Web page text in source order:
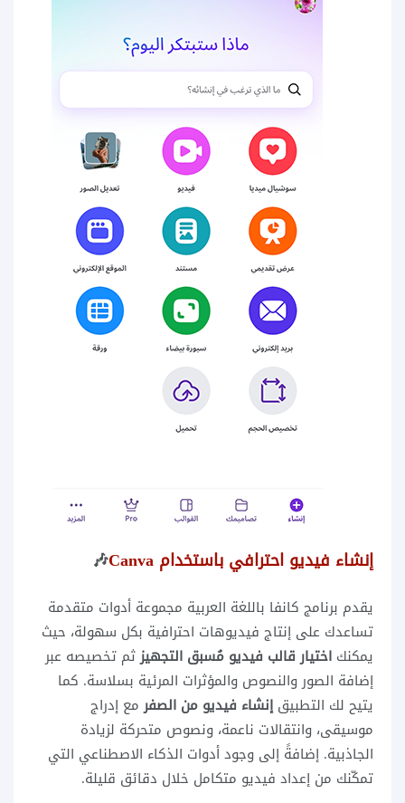
إنشاء فيديو احترافي باستخدام Canva 🎶
يقدم برنامج كانفا باللغة العربية مجموعة أدوات متقدمة
تساعدك على إنتاج فيديوهات احترافية بكل سهولة، حيث
يمكنك اختيار قالب فيديو مُسبق التجهيزثم تخصيصه عبر
إضافة الصور والنصوص والمؤثرات المرئية بسلاسة. كما
يتيح لك التطبيقإنشاء فيديو من الصفرمع إدراج
موسيقى، وانتقالات ناعمة، ونصوص متحركة لزيادة
الجاذبية. إضافةً إلى وجود أدوات الذكاء الاصطناعي التي
تمكّنك من إعداد فيديو متكامل خلال دقائق قليلة.